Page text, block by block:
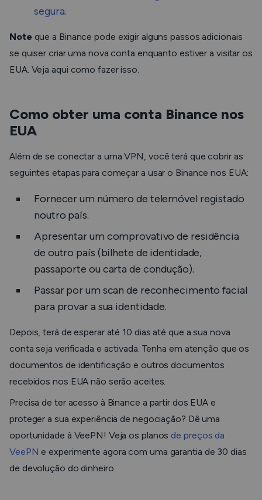
segura.
Note que a Binance pode exigir alguns passos adicionais
se quiser criar uma nova conta enquanto estiver a visitar os
EUA. Veja aqui como fazer isso.
Como obter uma conta Binance nos
EUA
Além de se conectar a uma VPN, você terá que cobrir as
seguintes etapas para começar a usar o Binance nos EUA:
Fornecer um número de telemóvel registado
noutro país.
Apresentar um comprovativo de residência
de outro país (bilhete de identidade,
passaporte ou carta de condução).
Passar por um scan de reconhecimento facial
para provar a sua identidade.
Depois, terá de esperar até 10 dias até que a sua nova
conta seja verificada e activada. Tenha em atenção que os
documentos de identificação e outros documentos
recebidos nos EUA não serão aceites.
Precisa de ter acesso à Binance a partir dos EUA e
proteger a sua experiência de negociação? Dê uma
oportunidade à VeePN! Veja os planos de preços da
VeePN e experimente agora com uma garantia de 30 dias
de devolução do dinheiro.